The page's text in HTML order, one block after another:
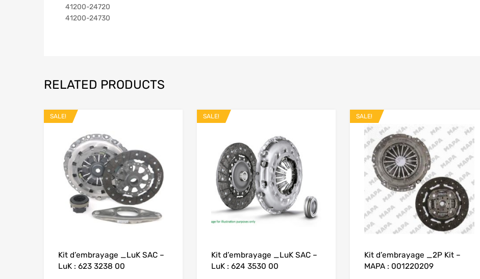
41200-24720
41200-24730
RELATED PRODUCTS
SALE!
Kit d’embrayage _LuK SAC –
LuK : 623 3238 00
SALE!
Kit d’embrayage _LuK SAC –
LuK : 624 3530 00
SALE!
Kit d’embrayage _2P Kit –
MAPA : 001220209